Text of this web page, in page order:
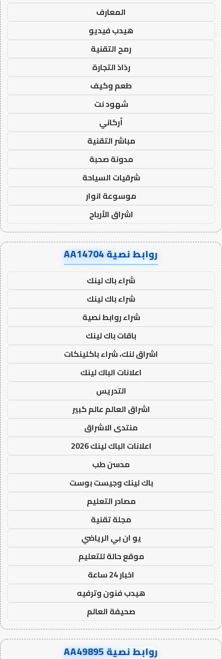
المعارف
هيدب فيديو
رمح التقنية
رذاذ التجارة
طعم وكيف
شهود نت
أركاني
مباشر التقنية
مدونة صحبة
شرقيات السياحة
موسوعة انوار
اشراق الأرباح
روابط نصية AA14704
شراء باك لينك
شراء باك لينك
شراء روابط نصية
باقات باك لينك
اشراق لنك، شراء باكلينكات
اعلانات الباك لينك
التدريس
اشراق العالم عالم كبير
منتدى الاشراق
اعلانات الباك لينك 2026
مدسن طب
باك لينك وجيست بوست
مصادر التعليم
مجلة تقنية
يو ان بي الرياضي
موقع حالة للتعليم
اخبار 24 ساعة
هيدب فنون وترفيه
صحيفة العالم
روابط نصية AA49895